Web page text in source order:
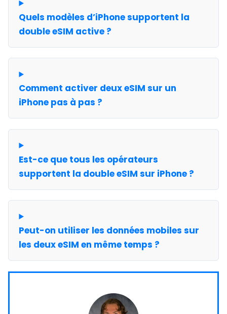
Quels modèles d’iPhone supportent la
double eSIM active ?
Comment activer deux eSIM sur un
iPhone pas à pas ?
Est-ce que tous les opérateurs
supportent la double eSIM sur iPhone ?
Peut-on utiliser les données mobiles sur
les deux eSIM en même temps ?